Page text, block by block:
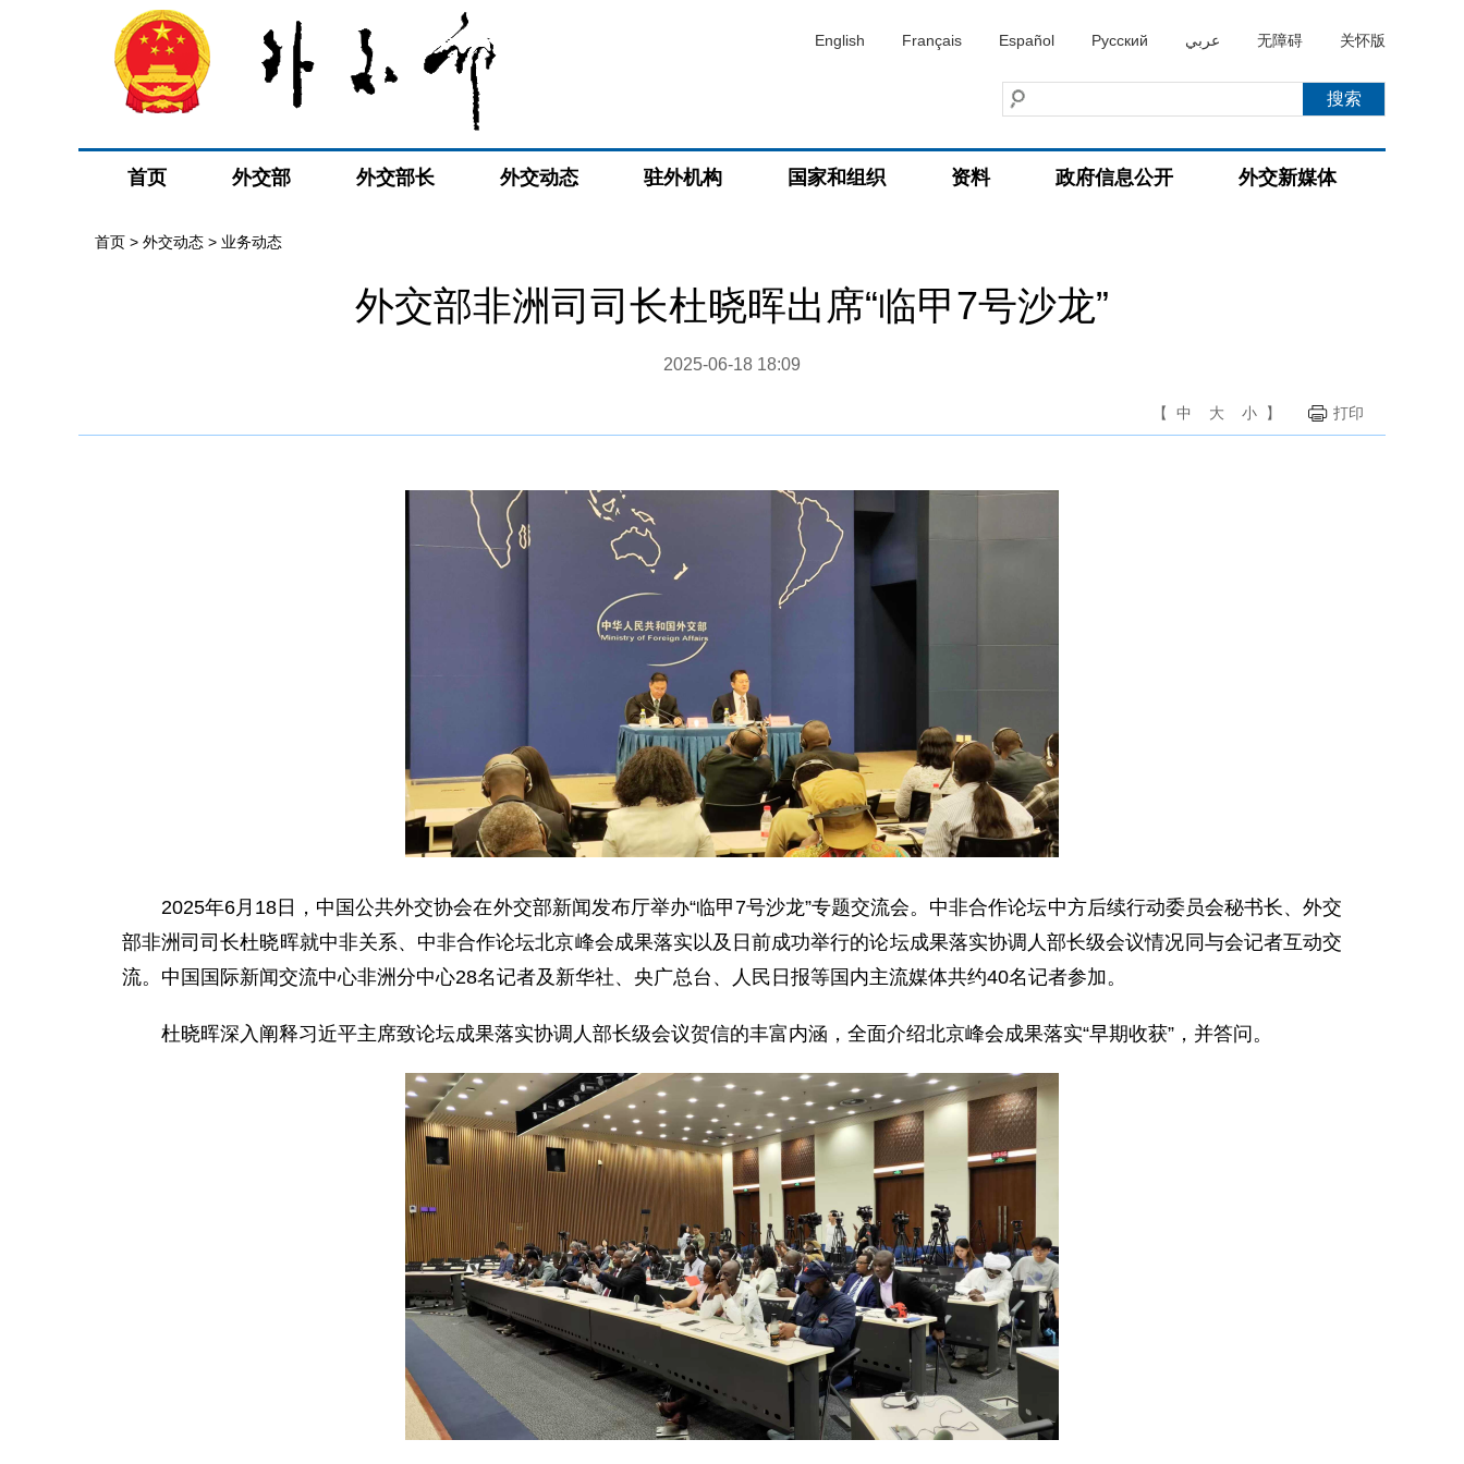
English Français Español Русский عربي 无障碍 关怀版
首页 外交部 外交部长 外交动态 驻外机构 国家和组织 资料 政府信息公开 外交新媒体
首页 > 外交动态 > 业务动态
外交部非洲司司长杜晓晖出席“临甲7号沙龙”
2025-06-18 18:09
【 中 大 小 】 打印
2025年6月18日，中国公共外交协会在外交部新闻发布厅举办“临甲7号沙龙”专题交流会。中非合作论坛中方后续行动委员会秘书长、外交
部非洲司司长杜晓晖就中非关系、中非合作论坛北京峰会成果落实以及日前成功举行的论坛成果落实协调人部长级会议情况同与会记者互动交
流。中国国际新闻交流中心非洲分中心28名记者及新华社、央广总台、人民日报等国内主流媒体共约40名记者参加。
杜晓晖深入阐释习近平主席致论坛成果落实协调人部长级会议贺信的丰富内涵，全面介绍北京峰会成果落实“早期收获”，并答问。